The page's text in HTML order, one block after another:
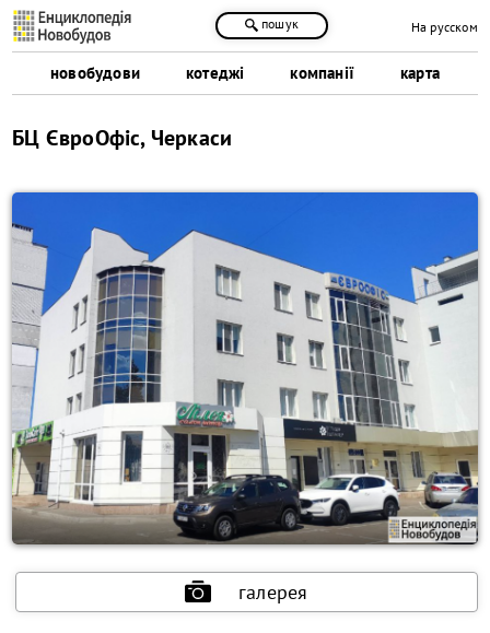
новобудови котеджі компанії карта
пошук На русском
БЦ ЄвроОфіс, Черкаси
галерея